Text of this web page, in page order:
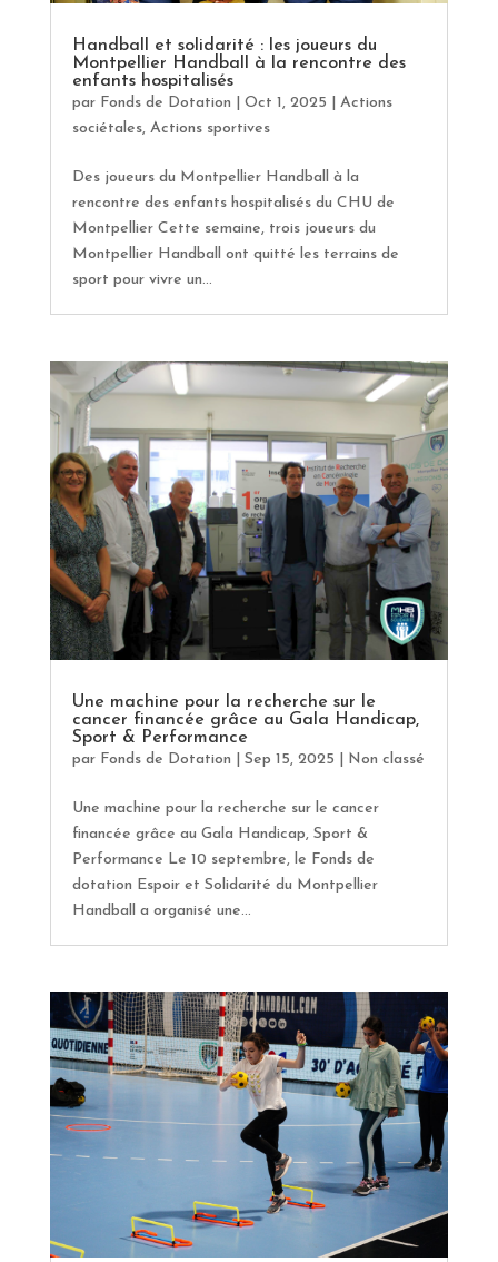
Handball et solidarité : les joueurs du
Montpellier Handball à la rencontre des
enfants hospitalisés
par Fonds de Dotation Oct 1, 2025
Actions
sociétales, Actions sportives
Des joueurs du Montpellier Handball à la
rencontre des enfants hospitalisés du CHU de
Montpellier Cette semaine, trois joueurs du
Montpellier Handball ont quitté les terrains de
sport pour vivre un...
Une machine pour la recherche sur le
cancer financée grâce au Gala Handicap,
Sport & Performance
par Fonds de Dotation Sep 15, 2025 Non classé
Une machine pour la recherche sur le cancer
financée grâce au Gala Handicap, Sport &
Performance Le 10 septembre, le Fonds de
dotation Espoir et Solidarité du Montpellier
Handball a organisé une...